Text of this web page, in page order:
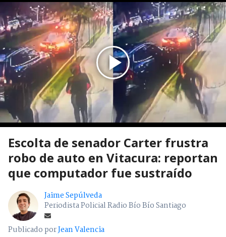
Escolta de senador Carter frustra
robo de auto en Vitacura: reportan
que computador fue sustraído
Jaime Sepúlveda
Periodista Policial Radio Bío Bío Santiago
Publicado porJean Valencia